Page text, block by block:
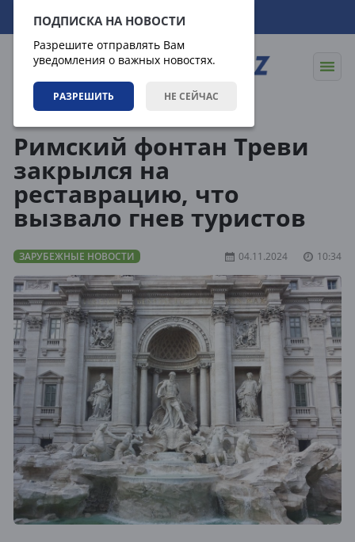
ПОДПИСКА НА НОВОСТИ
Разрешите отправлять Вам
уведомления о важных новостях.
РАЗРЕШИТЬ НЕ СЕЙЧАС
09.08.2026 12:11:44
Римский фонтан Треви
закрылся на
реставрацию, что
вызвало гнев туристов
ЗАРУБЕЖНЫЕ НОВОСТИ 04.11.2024 10:34